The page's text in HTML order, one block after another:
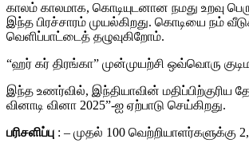
காலம் காலமாக, கொடியுடனான நமது உறவு
இந்த பிரச்சாரம் முயல்கிறது. கொடியை நம்
வெளிப்பாட்டைத் தழுவுகிறோம்.
“ஹர் கர் திரங்கா” முன்முயற்சி ஒவ்வொரு
இந்த உணர்வில், இந்தியாவின்
வினாடி வினா 2025”-ஐ ஏற்பாடு செய்கிறது.
பரிசளிப்பு : – முதல் 100 வெற்றியாளர்களுக்கு